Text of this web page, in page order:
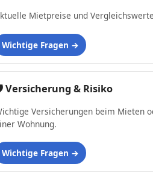
Mietpreise und
Wichtige Fragen
Versicherung & Risiko
Versicherungen beim Mieten
Wohnung.
Wichtige Fragen